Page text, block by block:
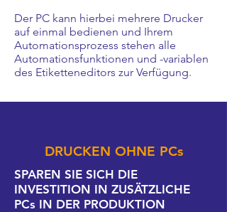
Der PC kann hierbei mehrere Drucker
auf einmal bedienen und Ihrem
Automationsprozess stehen alle
Automationsfunktionen und -variablen
des Etiketteneditors zur Verfügung.
DRUCKEN OHNE PCs
SPAREN SIE SICH DIE
INVESTITION IN ZUSÄTZLICHE
PCs IN DER PRODUKTION